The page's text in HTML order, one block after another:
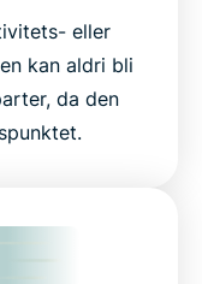
eller
kan aldri bli
da den